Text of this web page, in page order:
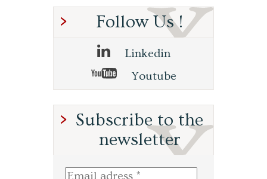
Follow Us !
Linkedin
Youtube
Subscribe to the
newsletter